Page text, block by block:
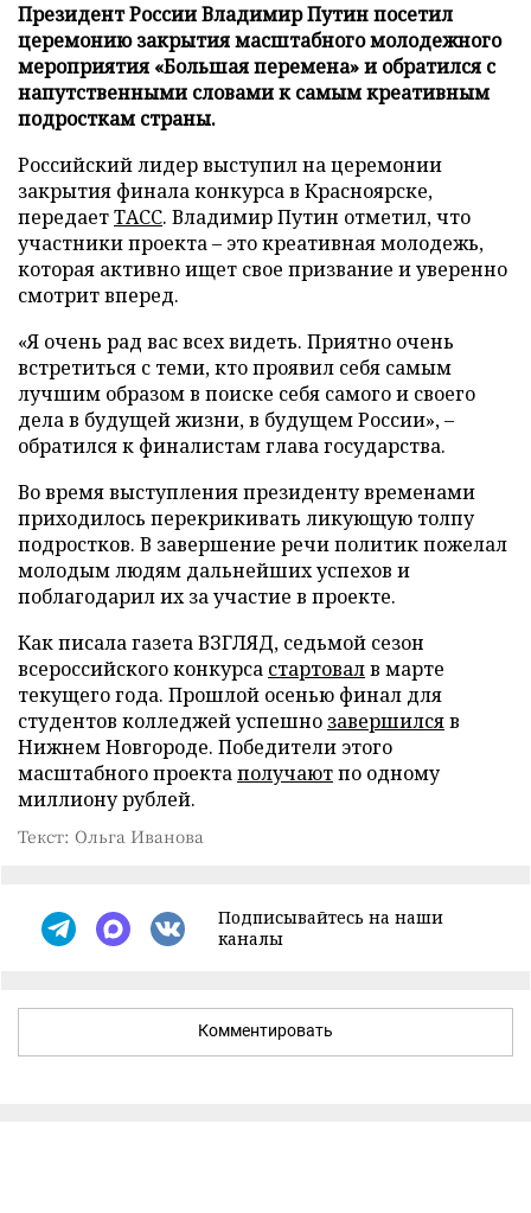
Президент России Владимир Путин посетил
церемонию закрытия масштабного молодежного
мероприятия «Большая перемена» и обратился с
напутственными словами к самым креативным
подросткам страны.
Российский лидер выступил на церемонии
закрытия финала конкурса в Красноярске,
передаетТАСС. Владимир Путин отметил, что
участники проекта – это креативная молодежь,
которая активно ищет свое призвание и уверенно
смотрит вперед.
«Я очень рад вас всех видеть. Приятно очень
встретиться с теми, кто проявил себя самым
лучшим образом в поиске себя самого и своего
дела в будущей жизни, в будущем России», –
обратился к финалистам глава государства.
Во время выступления президенту временами
приходилось перекрикивать ликующую толпу
подростков. В завершение речи политик пожелал
молодым людям дальнейших успехов и
поблагодарил их за участие в проекте.
Как писала газета ВЗГЛЯД, седьмой сезон
всероссийского конкурса стартовалв марте
текущего года. Прошлой осенью финал для
студентов колледжей успешно завершилсяв
Нижнем Новгороде. Победители этого
масштабного проектаполучаютпо одному
миллиону рублей.
Текст: Ольга Иванова
Подписывайтесь на наши
каналы
Комментировать